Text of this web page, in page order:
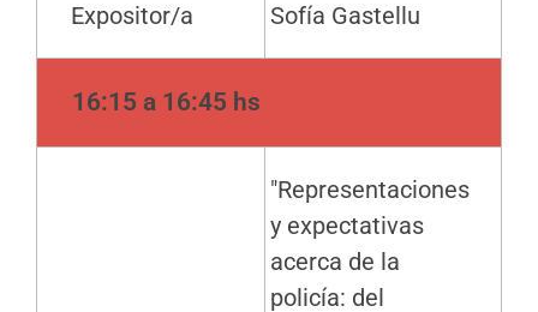
Expositor/a Sofía Gastellu
16:15 a 16:45 hs
"Representaciones
y expectativas
acerca de la
policía: del